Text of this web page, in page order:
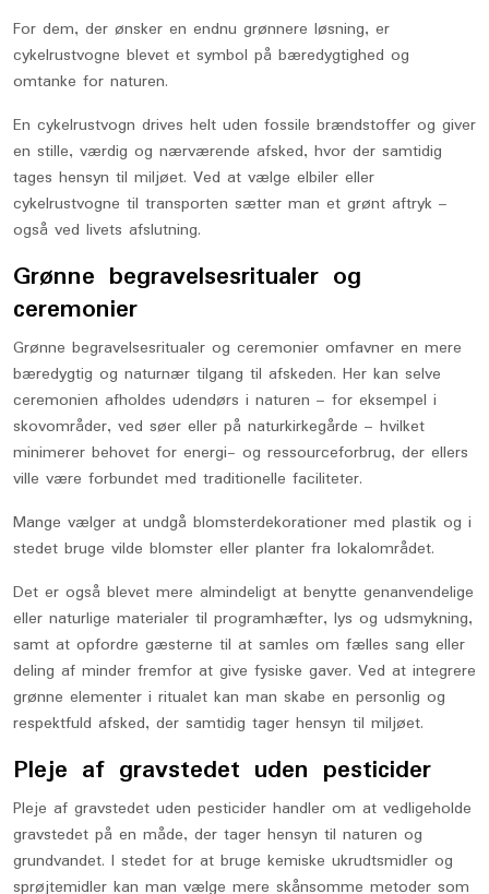
For dem, der ønsker en endnu grønnere løsning, er
cykelrustvogne blevet et symbol på bæredygtighed og
omtanke for naturen.
En cykelrustvogn drives helt uden fossile brændstoffer og giver
en stille, værdig og nærværende afsked, hvor der samtidig
tages hensyn til miljøet. Ved at vælge elbiler eller
cykelrustvogne til transporten sætter man et grønt aftryk –
også ved livets afslutning.
Grønne begravelsesritualer og
ceremonier
Grønne begravelsesritualer og ceremonier omfavner en mere
bæredygtig og naturnær tilgang til afskeden. Her kan selve
ceremonien afholdes udendørs i naturen – for eksempel i
skovområder, ved søer eller på naturkirkegårde – hvilket
minimerer behovet for energi- og ressourceforbrug, der ellers
ville være forbundet med traditionelle faciliteter.
Mange vælger at undgå blomsterdekorationer med plastik og i
stedet bruge vilde blomster eller planter fra lokalområdet.
Det er også blevet mere almindeligt at benytte genanvendelige
eller naturlige materialer til programhæfter, lys og udsmykning,
samt at opfordre gæsterne til at samles om fælles sang eller
deling af minder fremfor at give fysiske gaver. Ved at integrere
grønne elementer i ritualet kan man skabe en personlig og
respektfuld afsked, der samtidig tager hensyn til miljøet.
Pleje af gravstedet uden pesticider
Pleje af gravstedet uden pesticider handler om at vedligeholde
gravstedet på en måde, der tager hensyn til naturen og
grundvandet. I stedet for at bruge kemiske ukrudtsmidler og
sprøjtemidler kan man vælge mere skånsomme metoder som